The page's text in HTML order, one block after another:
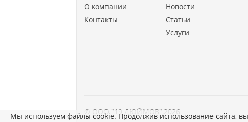
О компании
Контакты
Новости
Статьи
Услуги
© ООО "19 ДЮЙМОВ" 2026
Мы используем файлы cookie. Продолжив использование сайта, вы